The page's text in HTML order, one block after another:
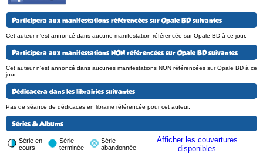
Participera aux manifestations référencées sur Opale BD suivantes
Cet auteur n'est annoncé dans aucune manifestation référencée sur Opale BD à ce jour.
Participera aux manifestations NON référencées sur Opale BD suivantes
Cet auteur n'est annoncé dans aucunes manifestations NON référencées sur Opale BD à ce
jour.
Dédicacera dans les librairies suivantes
Pas de séance de dédicaces en librairie référencée pour cet auteur.
Séries & Albums
Série en
cours
Série
terminée
Série
abandonnée
Afficher les couvertures
disponibles